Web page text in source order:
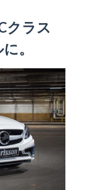
クラス
。